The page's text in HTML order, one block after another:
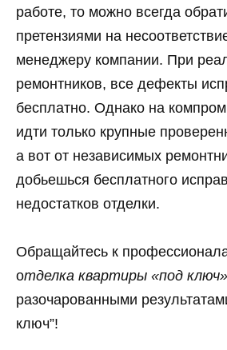
работе, то можно всегда
претензиями на
менеджеру компании. При
ремонтников, все дефекты
бесплатно. Однако на
идти только крупные
а вот от независимых
добьешься бесплатного
недостатков отделки.
Обращайтесь к
отделка квартиры «под ключ»
разочарованными
ключ”!